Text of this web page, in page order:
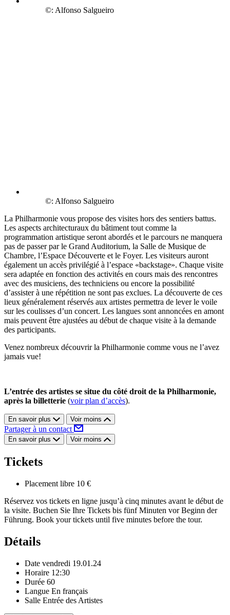
©: Alfonso Salgueiro
©: Alfonso Salgueiro
La Philharmonie vous propose des visites hors des sentiers battus.
Les aspects architecturaux du bâtiment tout comme la
programmation artistique seront abordés et le parcours ne manquera
pas de passer par le Grand Auditorium, la Salle de Musique de
Chambre, l’Espace Découverte et le Foyer. Les visiteurs auront
également un accès privilégié à l’espace «backstage». Chaque visite
sera adaptée en fonction des activités en cours mais des rencontres
avec des musiciens, des techniciens ou encore la possibilité
d’assister à une répétition ne sont pas exclues. La découverte de ces
lieux généralement réservés aux artistes permettra de lever le voile
sur les coulisses d’un concert. Les langues sont annoncées en amont
mais peuvent être ajustées au début de chaque visite à la demande
des participants.
Venez nombreux découvrir la Philharmonie comme vous ne l’avez
jamais vue!
L’entrée des artistes se situe du côté droit de la Philharmonie,
après la billetterie (voir plan d’accès).
En savoir plus Voir moins
Partager à un contact
En savoir plus Voir moins
Tickets
Placement libre 10 €
Réservez vos tickets en ligne jusqu’à cinq minutes avant le début de
la visite. Buchen Sie Ihre Tickets bis fünf Minuten vor Beginn der
Führung. Book your tickets until five minutes before the tour.
Détails
Date vendredi 19.01.24
Horaire 12:30
Durée 60
Langue En français
Salle Entrée des Artistes